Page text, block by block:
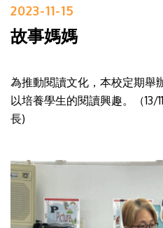
2023-11-15
故事媽媽
為推動閱讀文化，本校定期舉
以培養學生的閱讀興趣。（
長)